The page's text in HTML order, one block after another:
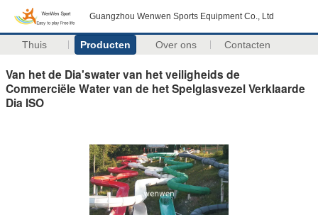
Guangzhou Wenwen Sports Equipment Co., Ltd
Thuis Producten Over ons Contacten
Van het de Dia'swater van het veiligheids de
Commerciële Water van de het Spelglasvezel Verklaarde
Dia ISO